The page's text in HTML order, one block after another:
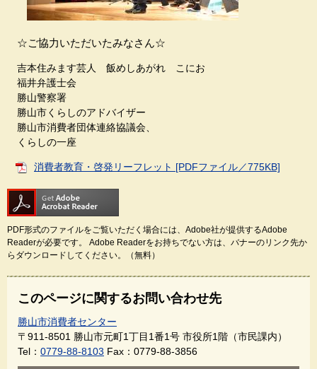
☆ご協力いただいたみなさん☆
吉本住みます芸人 飯めしあがれ こにお
福井弁護士会
勝山警察署
勝山市くらしのアドバイザー
勝山市消費者団体連絡協議会、
くらしの一座
消費者教育・啓発リーフレット [PDFファイル／775KB]
PDF形式のファイルをご覧いただく場合には、Adobe社が提供するAdobe
Readerが必要です。
Adobe Readerをお持ちでない方は、バナーのリンク先か
らダウンロードしてください。（無料）
このページに関するお問い合わせ先
勝山市消費者センター
〒911-8501 勝山市元町1丁目1番1号 市役所1階（市民課内）
Tel： 0779-88-8103 Fax：0779-88-3856